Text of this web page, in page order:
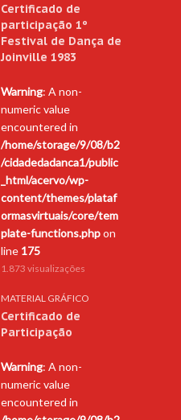
Certificado de
participação 1º
Festival de Dança de
Joinville 1983
Warning: A non-
numeric value
encountered in
/home/storage/9/08/b2
/cidadedadanca1/public
_html/acervo/wp-
content/themes/plataf
ormasvirtuais/core/tem
plate-functions.phpon
line 175
1.873 visualizações
MATERIAL GRÁFICO
Certificado de
Participação
Warning: A non-
numeric value
encountered in